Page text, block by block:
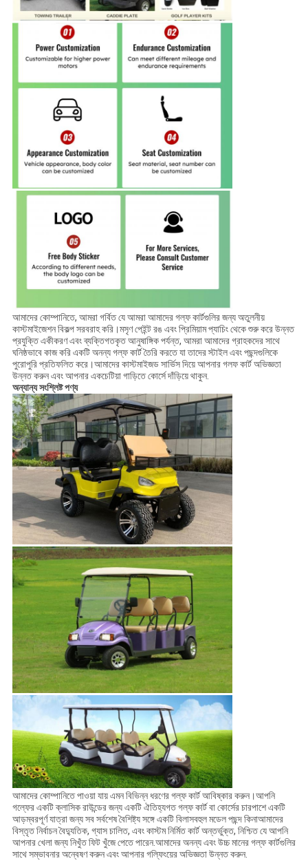
আমাদের কোম্পানিতে, আমরা গর্বিত যে আমরা আমাদের গল্ফ কার্টগুলির জন্য অতুলনীয়
কাস্টমাইজেশন বিকল্প সরবরাহ করি।মসৃণ পেইন্ট রঙ এবং প্রিমিয়াম প্যাচিং থেকে শুরু করে উন্নত
প্রযুক্তি একীকরণ এবং ব্যক্তিগতকৃত আনুষাঙ্গিক পর্যন্ত, আমরা আমাদের গ্রাহকদের সাথে
ঘনিষ্ঠভাবে কাজ করি একটি অনন্য গল্ফ কার্ট তৈরি করতে যা তাদের স্টাইল এবং পছন্দগুলিকে
পুরোপুরি প্রতিফলিত করে।আমাদের কাস্টমাইজড সার্ভিস দিয়ে আপনার গলফ কার্ট অভিজ্ঞতা
উন্নত করুন এবং আপনার একচেটিয়া গাড়িতে কোর্সে দাঁড়িয়ে থাকুন.
অন্যান্য সংশ্লিষ্ট পণ্য
আমাদের কোম্পানিতে পাওয়া যায় এমন বিভিন্ন ধরণের গল্ফ কার্ট আবিষ্কার করুন।আপনি
গল্ফের একটি ক্লাসিক রাউন্ডের জন্য একটি ঐতিহ্যগত গল্ফ কার্ট বা কোর্সের চারপাশে একটি
আড়ম্বরপূর্ণ যাত্রা জন্য সব সর্বশেষ বৈশিষ্ট্য সঙ্গে একটি বিলাসবহুল মডেল পছন্দ কিনাআমাদের
বিস্তৃত নির্বাচন বৈদ্যুতিক, গ্যাস চালিত, এবং কাস্টম নির্মিত কার্ট অন্তর্ভুক্ত, নিশ্চিত যে আপনি
আপনার খেলা জন্য নিখুঁত ফিট খুঁজে পেতে পারেন.আমাদের অনন্য এবং উচ্চ মানের গল্ফ কার্টগুলির
সাথে সম্ভাবনার অন্বেষণ করুন এবং আপনার গল্ফিংয়ের অভিজ্ঞতা উন্নত করুন.